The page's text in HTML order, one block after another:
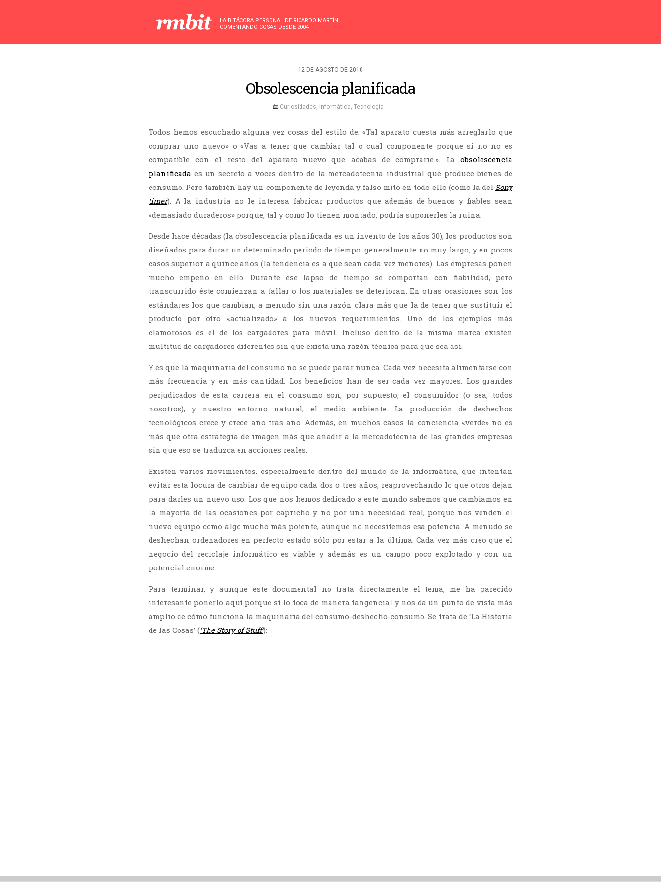
LA BITÁCORA PERSONAL DE RICARDO MARTÍN
COMENTANDO COSAS DESDE 2004
12 DE AGOSTO DE 2010
Obsolescencia planificada
Curiosidades, Informática, Tecnología
Todos hemos escuchado alguna vez cosas del estilo de: «Tal aparato cuesta más arreglarlo que
comprar uno nuevo» o «Vas a tener que cambiar tal o cual componente porque si no no es
compatible con el resto del aparato nuevo que acabas de comprarte.». La obsolescencia
planificada es un secreto a voces dentro de la mercadotecnia industrial que produce bienes de
consumo. Pero también hay un componente de leyenda y falso mito en todo ello (como la del Sony
timer). A la industria no le interesa fabricar productos que además de buenos y fiables sean
«demasiado duraderos» porque, tal y como lo tienen montado, podría suponerles la ruina.
Desde hace décadas (la obsolescencia planificada es un invento de los años 30), los productos son
diseñados para durar un determinado periodo de tiempo, generalmente no muy largo, y en pocos
casos superior a quince años (la tendencia es a que sean cada vez menores). Las empresas ponen
mucho empeño en ello. Durante ese lapso de tiempo se comportan con fiabilidad, pero
transcurrido éste comienzan a fallar o los materiales se deterioran. En otras ocasiones son los
estándares los que cambian, a menudo sin una razón clara más que la de tener que sustituir el
producto por otro «actualizado» a los nuevos requerimientos. Uno de los ejemplos más
clamorosos es el de los cargadores para móvil. Incluso dentro de la misma marca existen
multitud de cargadores diferentes sin que exista una razón técnica para que sea así.
Y es que la maquinaria del consumo no se puede parar nunca. Cada vez necesita alimentarse con
más frecuencia y en más cantidad. Los beneficios han de ser cada vez mayores. Los grandes
perjudicados de esta carrera en el consumo son, por supuesto, el consumidor (o sea, todos
nosotros), y nuestro entorno natural, el medio ambiente. La producción de deshechos
tecnológicos crece y crece año tras año. Además, en muchos casos la conciencia «verde» no es
más que otra estrategia de imagen más que añadir a la mercadotecnia de las grandes empresas
sin que eso se traduzca en acciones reales.
Existen varios movimientos, especialmente dentro del mundo de la informática, que intentan
evitar esta locura de cambiar de equipo cada dos o tres años, reaprovechando lo que otros dejan
para darles un nuevo uso. Los que nos hemos dedicado a este mundo sabemos que cambiamos en
la mayoría de las ocasiones por capricho y no por una necesidad real, porque nos venden el
nuevo equipo como algo mucho más potente, aunque no necesitemos esa potencia. A menudo se
deshechan ordenadores en perfecto estado sólo por estar a la última. Cada vez más creo que el
negocio del reciclaje informático es viable y además es un campo poco explotado y con un
potencial enorme.
Para terminar, y aunque este documental no trata directamente el tema, me ha parecido
interesante ponerlo aquí porque sí lo toca de manera tangencial y nos da un punto de vista más
amplio de cómo funciona la maquinaria del consumo-deshecho-consumo. Se trata de ‘La Historia
de las Cosas’ (‘The Story of Stuff’):